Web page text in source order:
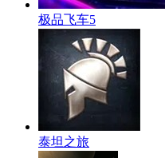
极品飞车5
泰坦之旅